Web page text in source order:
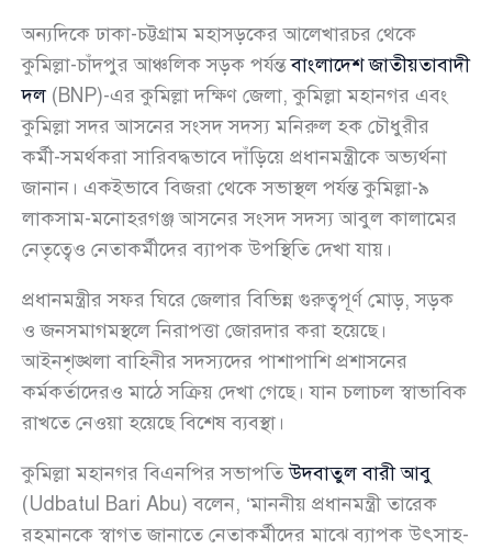
অন্যদিকে ঢাকা-চট্টগ্রাম মহাসড়কের আলেখারচর থেকে
কুমিল্লা-চাঁদপুর আঞ্চলিক সড়ক পর্যন্তবাংলাদেশ জাতীয়তাবাদী
দল(BNP)-এর কুমিল্লা দক্ষিণ জেলা, কুমিল্লা মহানগর এবং
কুমিল্লা সদর আসনের সংসদ সদস্য মনিরুল হক চৌধুরীর
কর্মী-সমর্থকরা সারিবদ্ধভাবে দাঁড়িয়ে প্রধানমন্ত্রীকে অভ্যর্থনা
জানান। একইভাবে বিজরা থেকে সভাস্থল পর্যন্ত কুমিল্লা-৯
লাকসাম-মনোহরগঞ্জ আসনের সংসদ সদস্য আবুল কালামের
নেতৃত্বেও নেতাকর্মীদের ব্যাপক উপস্থিতি দেখা যায়।
প্রধানমন্ত্রীর সফর ঘিরে জেলার বিভিন্ন গুরুত্বপূর্ণ মোড়, সড়ক
ও জনসমাগমস্থলে নিরাপত্তা জোরদার করা হয়েছে।
আইনশৃঙ্খলা বাহিনীর সদস্যদের পাশাপাশি প্রশাসনের
কর্মকর্তাদেরও মাঠে সক্রিয় দেখা গেছে। যান চলাচল স্বাভাবিক
রাখতে নেওয়া হয়েছে বিশেষ ব্যবস্থা।
কুমিল্লা মহানগর বিএনপির সভাপতিউদবাতুল বারী আবু
(Udbatul Bari Abu) বলেন, ‘মাননীয় প্রধানমন্ত্রী তারেক
রহমানকে স্বাগত জানাতে নেতাকর্মীদের মাঝে ব্যাপক উৎসাহ-